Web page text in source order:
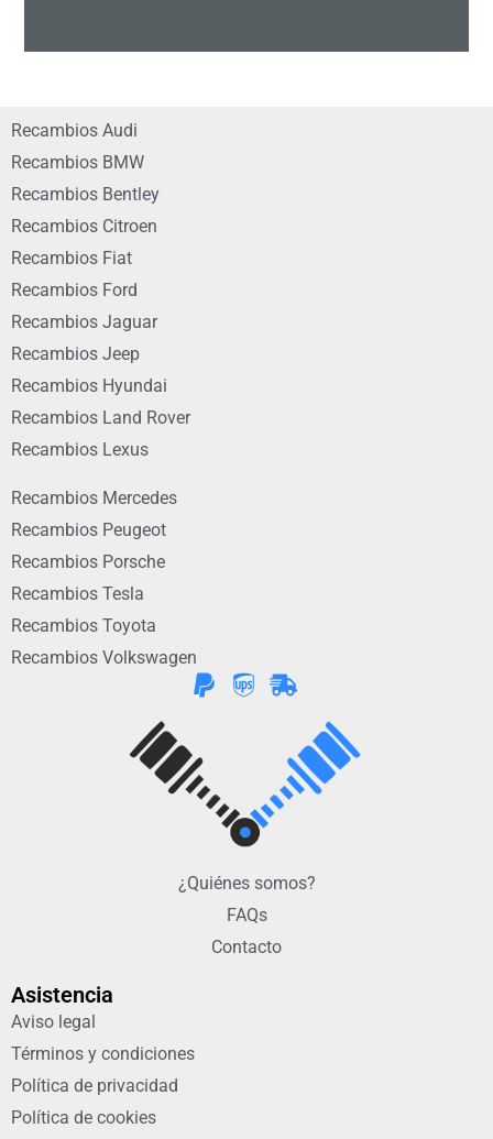
Recambios Audi
Recambios BMW
Recambios Bentley
Recambios Citroen
Recambios Fiat
Recambios Ford
Recambios Jaguar
Recambios Jeep
Recambios Hyundai
Recambios Land Rover
Recambios Lexus
Recambios Mercedes
Recambios Peugeot
Recambios Porsche
Recambios Tesla
Recambios Toyota
Recambios Volkswagen
¿Quiénes somos?
FAQs
Contacto
Asistencia
Aviso legal
Términos y condiciones
Política de privacidad
Política de cookies